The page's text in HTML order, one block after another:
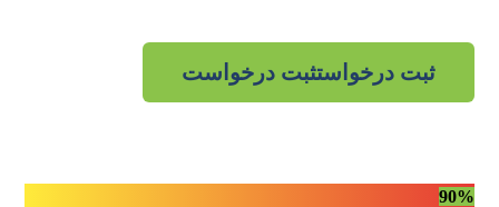
ثبت درخواستثبت درخواست
90%